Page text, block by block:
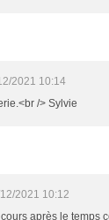
2021 10:14
/> Sylvie
2021 10:12
après le temps